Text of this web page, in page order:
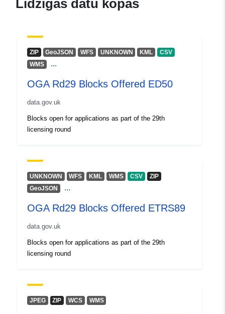
Līdzīgas datu kopas
ZIP GeoJSON WFS UNKNOWN KML
CSV
WMS
...
OGA Rd29 Blocks Offered ED50
data.gov.uk
Blocks open for applications as part of the 29th
licensing round
UNKNOWN WFS KML WMS CSV
ZIP
GeoJSON
...
OGA Rd29 Blocks Offered ETRS89
data.gov.uk
Blocks open for applications as part of the 29th
licensing round
JPEG ZIP WCS WMS